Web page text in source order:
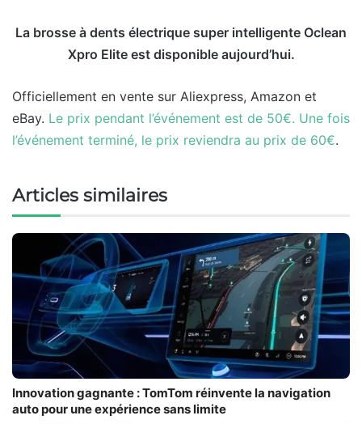
La brosse à dents électrique super intelligente Oclean
Xpro Elite est disponible aujourd’hui.
Officiellement en vente sur Aliexpress, Amazon et
eBay. Le prix pendant l’événement est de 50€. Une fois
l’événement terminé, le prix reviendra au prix de 60€.
Articles similaires
Innovation gagnante : TomTom réinvente la navigation
auto pour une expérience sans limite